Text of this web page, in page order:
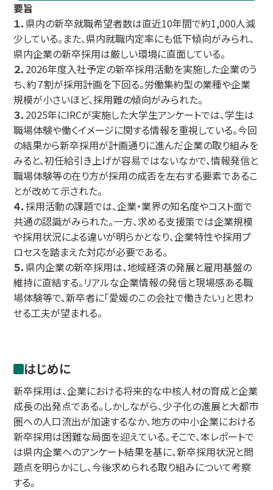
要旨
１． 県内の新卒就職希望者数は直近10年間で約1,000人減
少している。また、県内就職内定率にも低下傾向がみられ、
県内企業の新卒採用は厳しい環境に直面している。
２． 2026年度入社予定の新卒採用活動を実施した企業のう
ち、約７割が採用計画を下回る。労働集約型の業種や企業
規模が小さいほど、採用難の傾向がみられた。
３． 2025年にIRCが実施した大学生アンケートでは、学生は
職場体験や働くイメージに関する情報を重視している。今回
の結果から新卒採用が計画通りに進んだ企業の取り組みを
みると、初任給引き上げが容易ではないなかで、情報発信と
職場体験等の在り方が採用の成否を左右する要素であるこ
とが改めて示された。
４．採用活動の課題では、企業・業界の知名度やコスト面で
共通の認識がみられた。一方、求める支援策では企業規模
や採用状況による違いが明らかとなり、企業特性や採用プ
ロセスを踏まえた対応が必要である。
５． 県内企業の新卒採用は、地域経済の発展と雇用基盤の
維持に直結する。リアルな企業情報の発信と現場感ある職
場体験等で、新卒者に「愛媛のこの会社で働きたい」と思わ
せる工夫が望まれる。
はじめに
新卒採用は、企業における将来的な中核人材の育成と企業
成長の出発点である。しかしながら、少子化の進展と大都市
圏への人口流出が加速するなか、地方の中小企業における
新卒採用は困難な局面を迎えている。そこで、本レポートで
は県内企業へのアンケート結果を基に、新卒採用状況と問
題点を明らかにし、今後求められる取り組みについて考察
する。